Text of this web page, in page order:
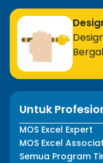
Untuk
MOS Excel Expert
MOS Excel
Semua Program